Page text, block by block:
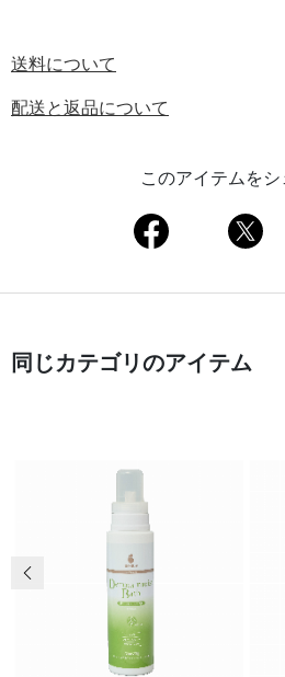
送料について
配送と返品について
このアイテムをシ
同じカテゴリのアイテム
前の画像